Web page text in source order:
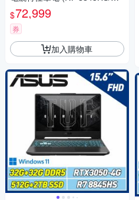
X3050 4GB/32G+32G/512G+4
TB SSD/曜石黑)
$72,999
券
加入購物車